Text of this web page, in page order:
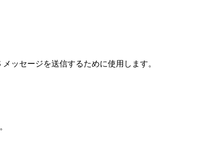
ッセージを送信するために使用します。